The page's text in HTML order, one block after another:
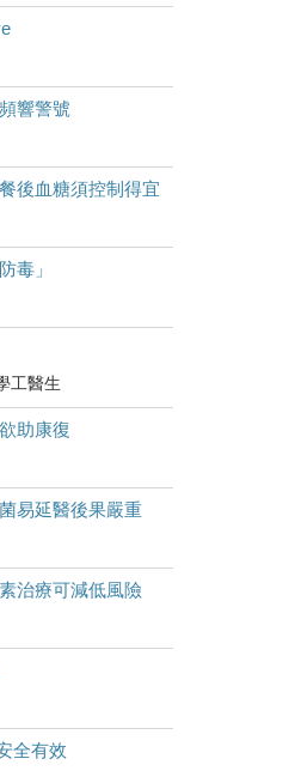
響警號
後血糖須控制得宜
毒」
工醫生
助康復
易延醫後果嚴重
治療可減低風險
全有效